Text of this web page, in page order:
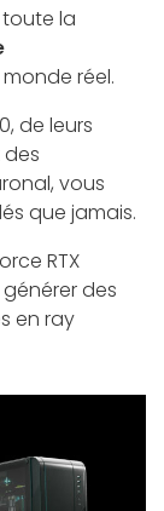
toute la
réel.
de leurs
vous
que jamais.
RTX
des
en ray